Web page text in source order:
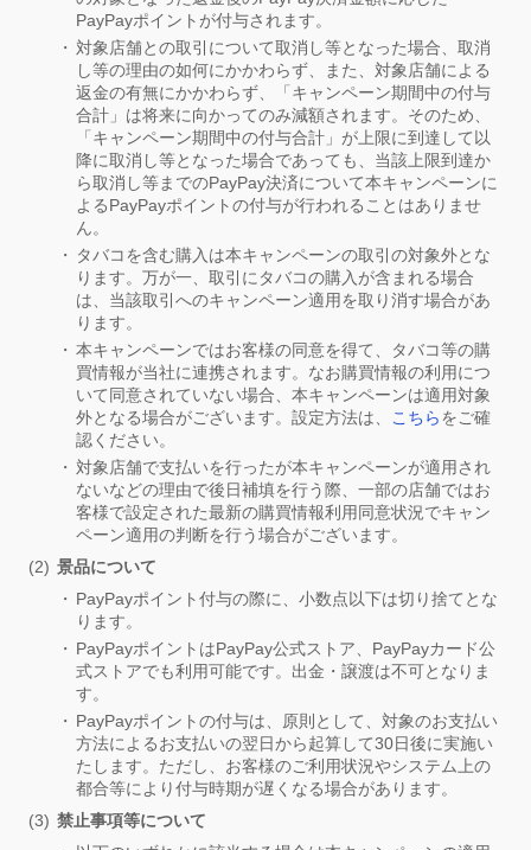
PayPayポイントが付与されます。
対象店舗との取引について取消し等となった場合、取消
し等の理由の如何にかかわらず、また、対象店舗による
返金の有無にかかわらず、「キャンペーン期間中の付与
合計」は将来に向かってのみ減額されます。そのため、
「キャンペーン期間中の付与合計」が上限に到達して以
降に取消し等となった場合であっても、当該上限到達か
ら取消し等までのPayPay決済について本キャンペーンに
よるPayPayポイントの付与が行われることはありませ
ん。
タバコを含む購入は本キャンペーンの取引の対象外とな
ります。万が一、取引にタバコの購入が含まれる場合
は、当該取引へのキャンペーン適用を取り消す場合があ
ります。
本キャンペーンではお客様の同意を得て、タバコ等の購
買情報が当社に連携されます。なお購買情報の利用につ
いて同意されていない場合、本キャンペーンは適用対象
外となる場合がございます。設定方法は、
こちらをご確
認ください。
対象店舗で支払いを行ったが本キャンペーンが適用され
ないなどの理由で後日補填を行う際、一部の店舗ではお
客様で設定された最新の購買情報利用同意状況でキャン
ペーン適用の判断を行う場合がございます。
景品について
PayPayポイント付与の際に、小数点以下は切り捨てとな
ります。
PayPayポイントはPayPay公式ストア、PayPayカード公
式ストアでも利用可能です。出金・譲渡は不可となりま
す。
PayPayポイントの付与は、原則として、対象のお支払い
方法によるお支払いの翌日から起算して30日後に実施い
たします。ただし、お客様のご利用状況やシステム上の
都合等により付与時期が遅くなる場合があります。
禁止事項等について